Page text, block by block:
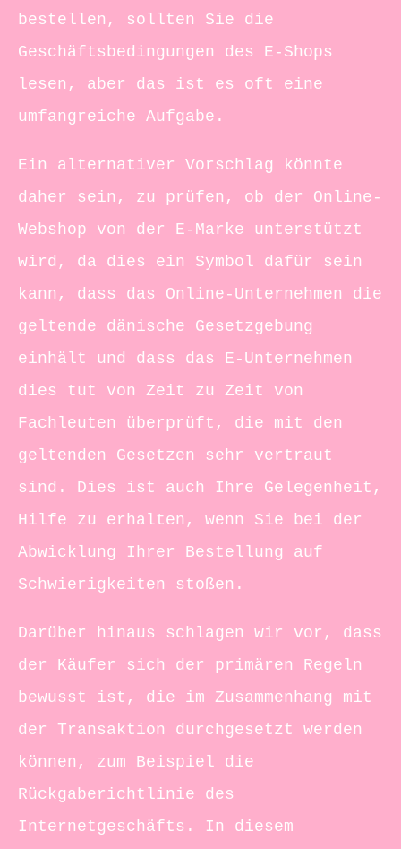
bestellen, sollten Sie die
Geschäftsbedingungen des E-Shops
lesen, aber das ist es oft eine
umfangreiche Aufgabe.
Ein alternativer Vorschlag könnte
daher sein, zu prüfen, ob der Online-
Webshop von der E-Marke unterstützt
wird, da dies ein Symbol dafür sein
kann, dass das Online-Unternehmen die
geltende dänische Gesetzgebung
einhält und dass das E-Unternehmen
dies tut von Zeit zu Zeit von
Fachleuten überprüft, die mit den
geltenden Gesetzen sehr vertraut
sind. Dies ist auch Ihre Gelegenheit,
Hilfe zu erhalten, wenn Sie bei der
Abwicklung Ihrer Bestellung auf
Schwierigkeiten stoßen.
Darüber hinaus schlagen wir vor, dass
der Käufer sich der primären Regeln
bewusst ist, die im Zusammenhang mit
der Transaktion durchgesetzt werden
können, zum Beispiel die
Rückgaberichtlinie des
Internetgeschäfts. In diesem